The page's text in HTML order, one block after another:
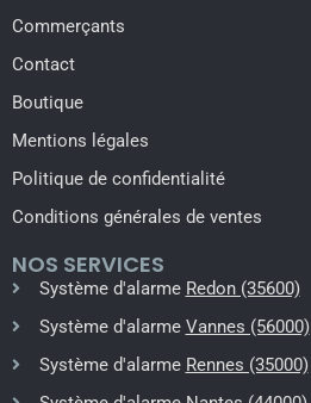
Commerçants
Contact
Boutique
Mentions légales
Politique de confidentialité
Conditions générales de ventes
NOS SERVICES
Système d'alarme Redon (35600)
Système d'alarme Vannes (56000)
Système d'alarme Rennes (35000)